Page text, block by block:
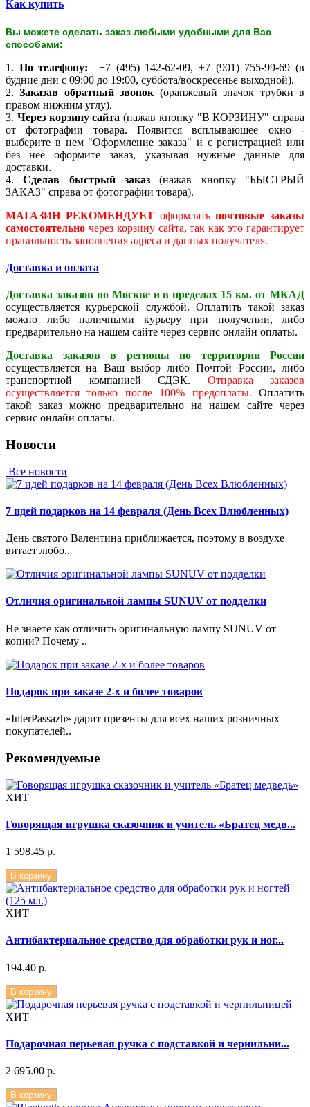
Как купить
Вы можете сделать заказ любыми удобными для Вас
способами:
1. По телефону: +7 (495) 142-62-09, +7 (901) 755-99-69 (в
будние дни с 09:00 до 19:00, суббота/воскресенье выходной).
2.Заказав обратный звонок (оранжевый значок трубки в
правом нижним углу).
3. Через корзину сайта (нажав кнопку "В КОРЗИНУ" справа
от фотографии товара. Появится всплывающее окно -
выберите в нем "Оформление заказа" и с регистрацией или
без неё оформите заказ, указывая нужные данные для
доставки.
4.Сделав быстрый заказ (нажав кнопку "БЫСТРЫЙ
ЗАКАЗ" справа от фотографии товара).
МАГАЗИН РЕКОМЕНДУЕТоформлятьпочтовые заказы
самостоятельно через корзину сайта, так как это гарантирует
правильность заполнения адреса и данных получателя.
Доставка и оплата
Доставка заказов по Москве и в пределах 15 км. от МКАД
осуществляется курьерской службой. Оплатить такой заказ
можно либо наличными курьеру при получении, либо
предварительно на нашем сайте через сервис онлайн оплаты.
Доставка заказов в регионы по территории России
осуществляется на Ваш выбор либо Почтой России, либо
транспортной компанией СДЭК. Отправка заказов
осуществляется только после 100% предоплаты. Оплатить
такой заказ можно предварительно на нашем сайте через
сервис онлайн оплаты.
Новости
Все новости
7 идей подарков на 14 февраля (День Всех Влюбленных)
День святого Валентина приближается, поэтому в воздухе
витает любо..
Отличия оригинальной лампы SUNUV от подделки
Не знаете как отличить оригинальную лампу SUNUV от
копии? Почему ..
Подарок при заказе 2-х и более товаров
«InterPassazh» дарит презенты для всех наших розничных
покупателей..
Рекомендуемые
ХИТ
Говорящая игрушка сказочник и учитель «Братец медв...
1 598.45 р.
В корзину
ХИТ
Антибактериальное средство для обработки рук и ног...
194.40 р.
В корзину
ХИТ
Подарочная перьевая ручка с подставкой и чернильни...
2 695.00 р.
В корзину